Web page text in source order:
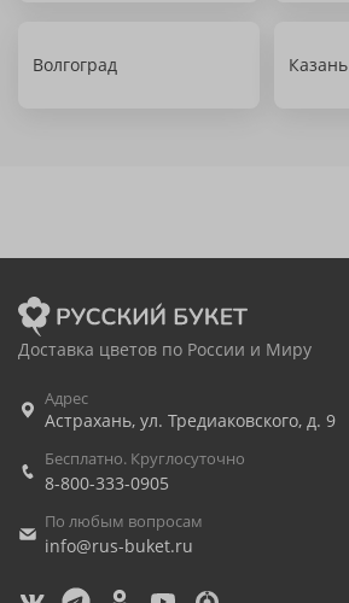
Волгоград Казань
Доставка цветов по России и Миру
Адрес
Астрахань, ул. Тредиаковского, д. 9
Бесплатно. Круглосуточно
8-800-333-0905
По любым вопросам
info@rus-buket.ru